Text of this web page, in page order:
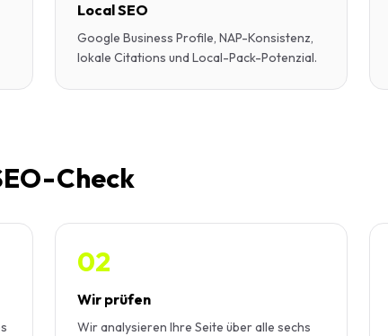
Local SEO
Google Business Profile, NAP-Konsistenz,
lokale Citations und Local-Pack-Potenzial.
Check
02
Wir prüfen
Wir analysieren Ihre Seite über alle sechs